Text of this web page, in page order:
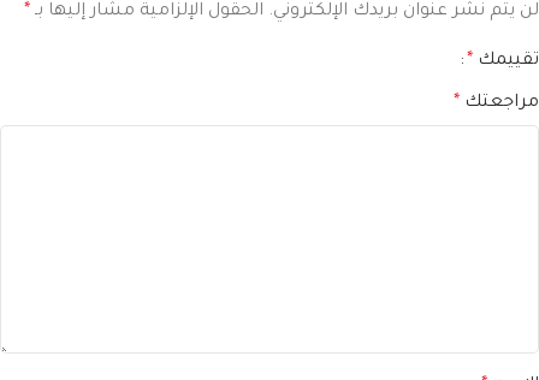
لن يتم نشر عنوان بريدك الإلكتروني. الحقول الإلزامية مشار إليها بـ *
تقييمك *
مراجعتك *